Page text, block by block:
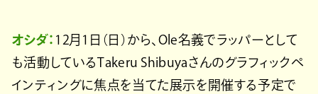
オシダ： 12月1日（日）から、Ole名義でラッパーとして
も活動しているTakeru Shibuyaさんのグラフィックペ
インティングに焦点を当てた展示を開催する予定で